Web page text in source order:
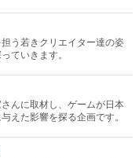
う若きクリエイター達の姿
ていきます。
んに取材し、ゲームが日本
えた影響を探る企画です。